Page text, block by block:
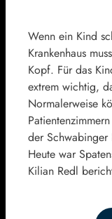
Wenn ein Kind
Krankenhaus
Kopf. Für das
extrem wichtig,
Normalerweise
der
Heute war
Kilian Redl